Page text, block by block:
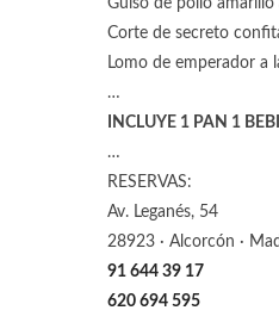
Guiso de pollo
Corte de secreto
Lomo de emperador a
…
INCLUYE 1 PAN 1
…
RESERVAS:
Av. Leganés, 54
28923 · Alcorcón ·
91 644 39 17
620 694 595